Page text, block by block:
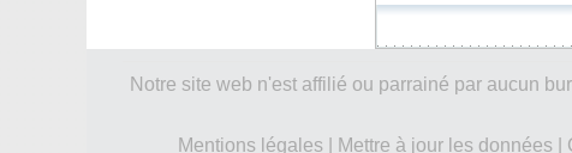
Notre site web n'est affilié ou parrainé par aucun
Mentions légales| Mettre à jour les données|